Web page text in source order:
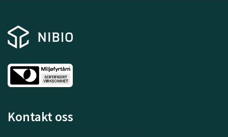
Kontakt oss